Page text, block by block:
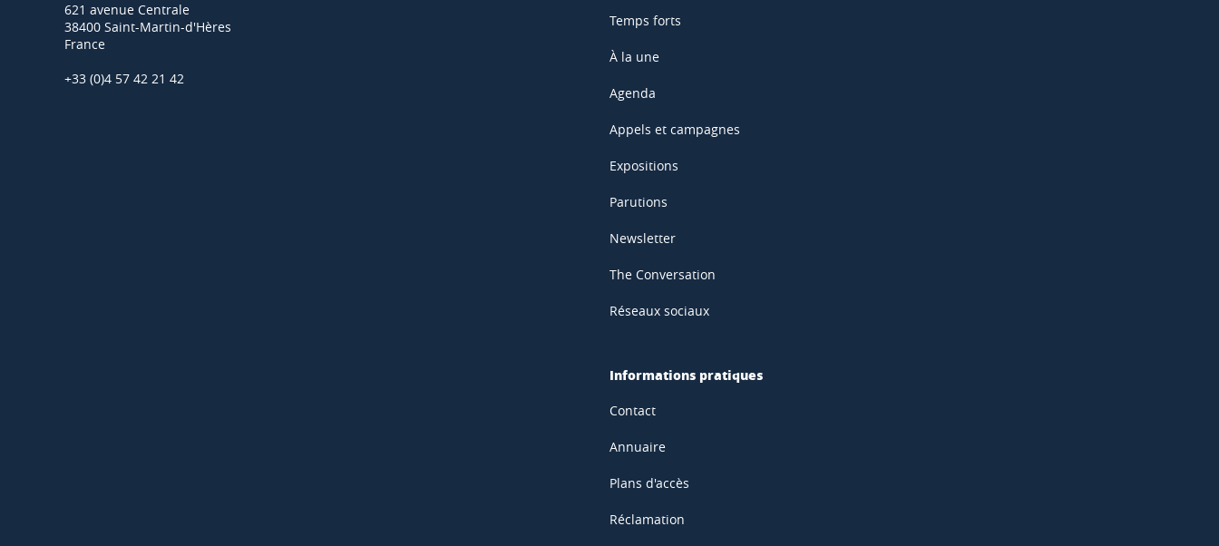
621 avenue Centrale
38400 Saint-Martin-d'Hères
France
+33 (0)4 57 42 21 42
Temps forts
À la une
Agenda
Appels et campagnes
Expositions
Parutions
Newsletter
The Conversation
Réseaux sociaux
Informations pratiques
Contact
Annuaire
Plans d'accès
Réclamation